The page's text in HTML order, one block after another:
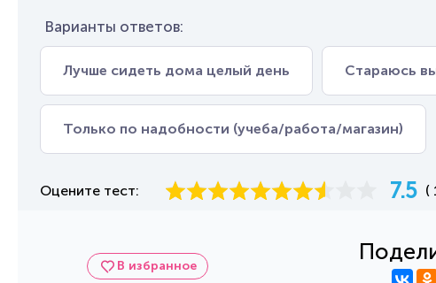
Варианты ответов:
Лучше сидеть дома целый день Стараюсь
Только по надобности (учеба/работа/магазин)
Оцените тест: 7.5 (
В избранное